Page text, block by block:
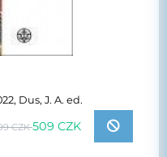
Dus, J. A. ed.
CZK509 CZK